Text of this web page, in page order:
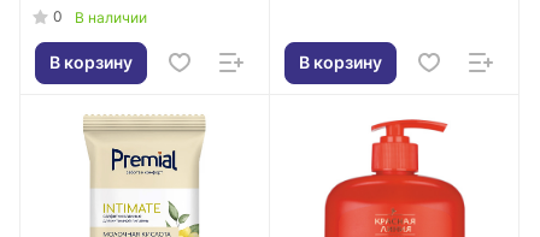
экстрактом лилии 20шт
0 В наличии
В корзину В корзину